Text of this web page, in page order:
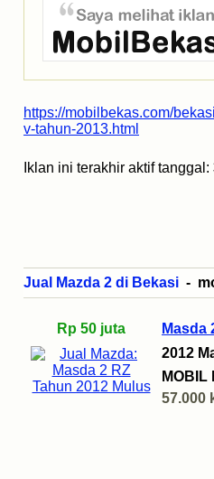
https://mobilbekas.com/
v-tahun-2013.html
Iklan ini terakhir aktif tanggal:
Jual Mazda 2 di Bekasi -
Rp 50 juta
Masda
2012
MOBIL
57.000